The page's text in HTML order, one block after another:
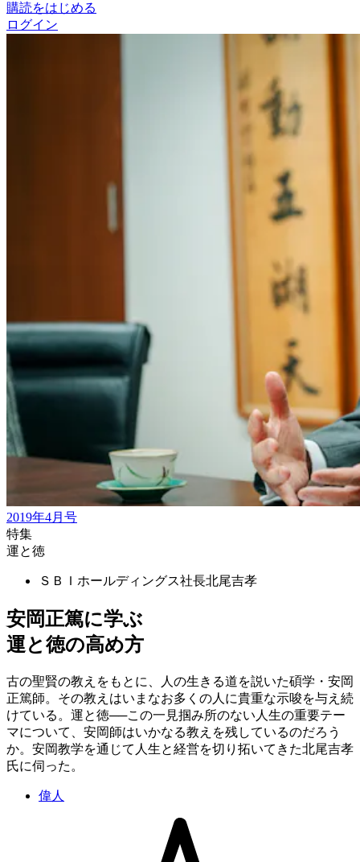
購読をはじめる
ログイン
2019年4月号
特集
運と徳
ＳＢＩホールディングス社長北尾吉孝
安岡正篤に学ぶ
運と徳の高め方
古の聖賢の教えをもとに、人の生きる道を説いた碩学・安岡
正篤師。その教えはいまなお多くの人に貴重な示唆を与え続
けている。運と徳──この一見掴み所のない人生の重要テー
マについて、安岡師はいかなる教えを残しているのだろう
か。安岡教学を通じて人生と経営を切り拓いてきた北尾吉孝
氏に伺った。
偉人